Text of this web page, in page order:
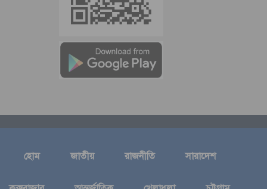
হোম জাতীয় রাজনীতি সারাদেশ